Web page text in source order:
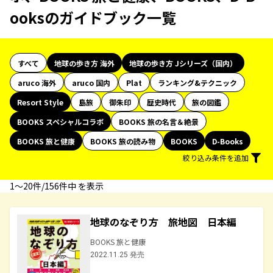
ooksのガイドブック一覧
すべて 地球の歩き方 海外
地球の歩き方 Jシリーズ（国内）
aruco 海外
aruco 国内 Plat
ランキング&テクニック
Resort Style
島旅 御朱印 歴史時代
旅の図鑑
BOOKS スペシャルコラボ
BOOKS 旅の名言＆絶景
BOOKS 旅と健康
BOOKS 旅の読み物 BOOKS
D-Books
絞り込み条件を追加
1〜20件/156件中 を表示
地球のなぞり方 旅地図 日本編
BOOKS 旅と健康
2022.11.25 発売